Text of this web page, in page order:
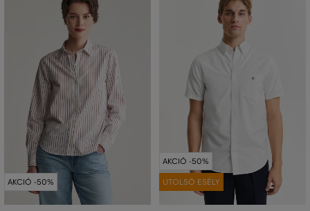
AKCIÓ -50%
AKCIÓ -50%
UTOLSÓ ESÉLY